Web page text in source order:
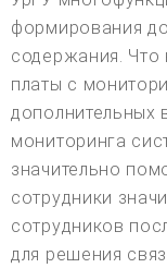
формирования
содержания. Что
платы с
дополнительных
мониторинга
значительно
сотрудники
сотрудников
для решения